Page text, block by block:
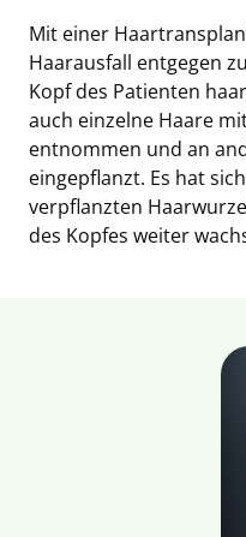
Mit einer
Haarausfall entgegen
Kopf des Patienten
auch einzelne Haare
entnommen und an
eingepflanzt. Es hat
verpflanzten
des Kopfes weiter